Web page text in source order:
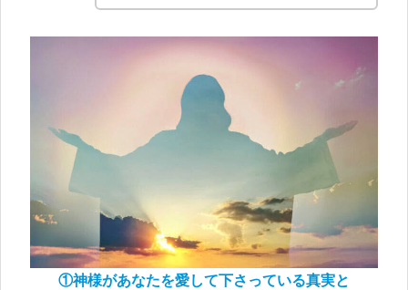
①神様があなたを愛して下さっている真実と